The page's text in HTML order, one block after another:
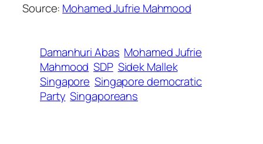
Source: Mohamed Jufrie Mahmood
Damanhuri Abas Mohamed Jufrie
Mahmood SDP Sidek Mallek
Singapore Singapore democratic
Party Singaporeans